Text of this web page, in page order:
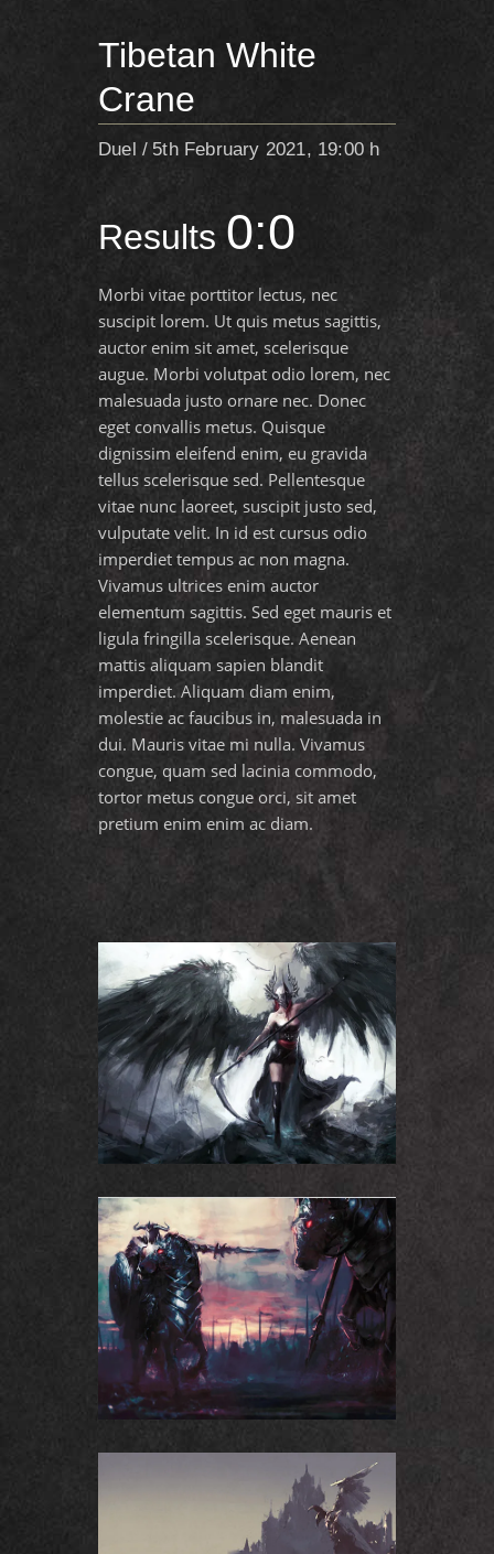
Tibetan White
Crane
Duel 5th February 2021, 19:00 h
Results 0:0
Morbi vitae porttitor lectus, nec
suscipit lorem. Ut quis metus sagittis,
auctor enim sit amet, scelerisque
augue. Morbi volutpat odio lorem, nec
malesuada justo ornare nec. Donec
eget convallis metus. Quisque
dignissim eleifend enim, eu gravida
tellus scelerisque sed. Pellentesque
vitae nunc laoreet, suscipit justo sed,
vulputate velit. In id est cursus odio
imperdiet tempus ac non magna.
Vivamus ultrices enim auctor
elementum sagittis. Sed eget mauris et
ligula fringilla scelerisque. Aenean
mattis aliquam sapien blandit
imperdiet. Aliquam diam enim,
molestie ac faucibus in, malesuada in
dui. Mauris vitae mi nulla. Vivamus
congue, quam sed lacinia commodo,
tortor metus congue orci, sit amet
pretium enim enim ac diam.